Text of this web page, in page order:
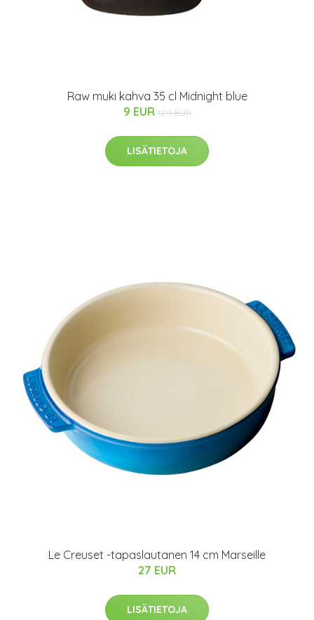
Raw muki kahva 35 cl Midnight blue
9 EUR 12.9 EUR
LISÄTIETOJA
Le Creuset -tapaslautanen 14 cm Marseille
27 EUR
LISÄTIETOJA